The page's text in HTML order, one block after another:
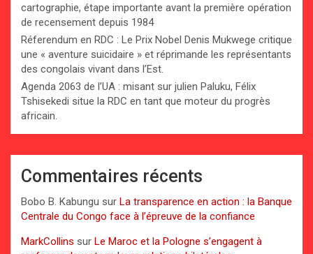
cartographie, étape importante avant la première opération
de recensement depuis 1984
Réferendum en RDC : Le Prix Nobel Denis Mukwege critique
une « aventure suicidaire » et réprimande les représentants
des congolais vivant dans l’Est.
Agenda 2063 de l’UA : misant sur julien Paluku, Félix
Tshisekedi situe la RDC en tant que moteur du progrès
africain.
Commentaires récents
Bobo B. Kabungu sur La transparence en action : la Banque
Centrale du Congo face à l’épreuve de la confiance
MarkCollins sur Le Maroc et la Pologne s’engagent à